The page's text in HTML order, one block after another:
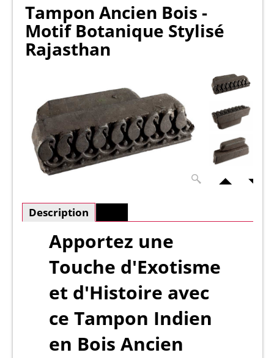
Tampon Ancien Bois -
Motif Botanique Stylisé
Rajasthan
Description
Apportez une
Touche d'Exotisme
et d'Histoire avec
ce Tampon Indien
en Bois Ancien